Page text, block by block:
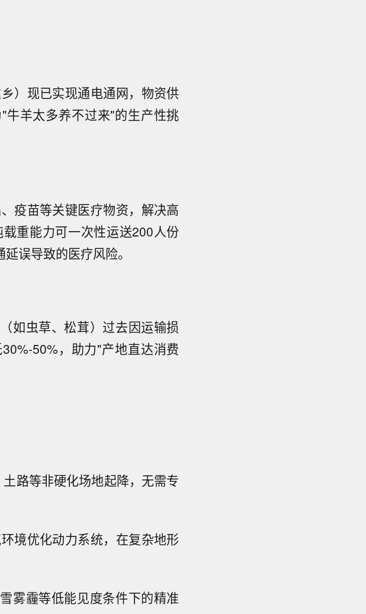
）现已实现通电通网，物资供
羊太多养不过来"的生产性挑
疫苗等关键医疗物资，解决高
重能力可一次性运送200人份
误导致的医疗风险。
如虫草、松茸）过去因运输损
50%，助力"产地直达消费
路等非硬化场地起降，无需专
境优化动力系统，在复杂地形
雾霾等低能见度条件下的精准